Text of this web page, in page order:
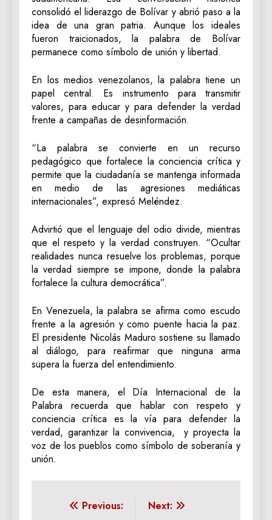
consolidó el liderazgo de Bolívar y abrió paso a la
idea de una gran patria. Aunque los ideales
fueron traicionados, la palabra de Bolívar
permanece como símbolo de unión y libertad.
En los medios venezolanos, la palabra tiene un
papel central. Es instrumento para transmitir
valores, para educar y para defender la verdad
frente a campañas de desinformación.
“La palabra se convierte en un recurso
pedagógico que fortalece la conciencia crítica y
permite que la ciudadanía se mantenga informada
en medio de las agresiones mediáticas
internacionales”, expresó Meléndez.
Advirtió que el lenguaje del odio divide, mientras
que el respeto y la verdad construyen. “Ocultar
realidades nunca resuelve los problemas, porque
la verdad siempre se impone, donde la palabra
fortalece la cultura democrática”.
En Venezuela, la palabra se afirma como escudo
frente a la agresión y como puente hacia la paz.
El presidente Nicolás Maduro sostiene su llamado
al diálogo, para reafirmar que ninguna arma
supera la fuerza del entendimiento.
De esta manera, el Día Internacional de la
Palabra recuerda que hablar con respeto y
conciencia crítica es la vía para defender la
verdad, garantizar la convivencia, y proyecta la
voz de los pueblos como símbolo de soberanía y
unión.
Navegación
Previous:
Next: